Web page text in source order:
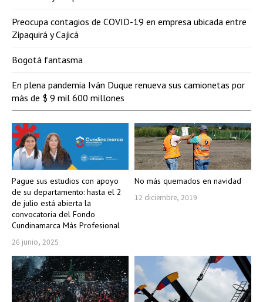
Pague sus estudios con apoyo
de su departamento: hasta el 2
de julio está abierta la
convocatoria del Fondo
Cundinamarca Más Profesional
26 junio, 2025
No más quemados en navidad
12 diciembre, 2019
Preocupa contagios de COVID-19 en empresa ubicada entre
Zipaquirá y Cajicá
Bogotá fantasma
En plena pandemia Iván Duque renueva sus camionetas por
más de $ 9 mil 600 millones